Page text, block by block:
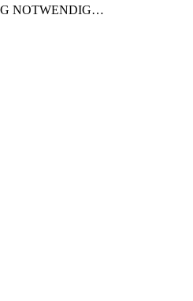
NOTWENDIG…